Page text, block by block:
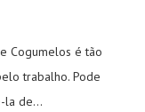
Cogumelos é tão
trabalho. Pode
la de...